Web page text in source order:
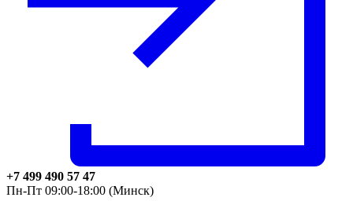
+7 499 490 57 47
Пн-Пт 09:00-18:00 (Минск)